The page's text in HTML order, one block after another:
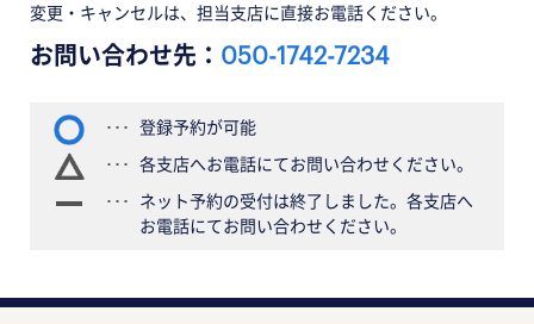
変更・キャンセルは、担当支店に直接お電話ください。
お問い合わせ先： 050-1742-7234
登録予約が可能
各支店へお電話にてお問い合わせください。
ネット予約の受付は終了しました。各支店へ
お電話にてお問い合わせください。